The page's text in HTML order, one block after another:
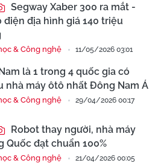
Segway Xaber 300 ra mắt -
điện địa hình giá 140 triệu
& Công nghệ 11/05/2026 03:01
là 1 trong 4 quốc gia có
nhà máy ôtô nhất Đông Nam Á
& Công nghệ 29/04/2026 00:17
Robot thay người, nhà máy
Quốc đạt chuẩn 100%
& Công nghệ 21/04/2026 00:05